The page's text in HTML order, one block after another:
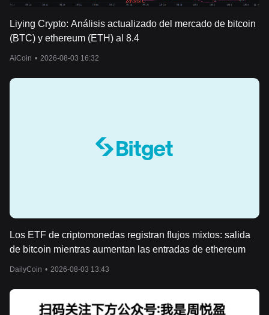
Liying Crypto: Análisis actualizado del mercado de bitcoin
(BTC) y ethereum (ETH) al 8.4
AiCoin • 2026-08-03 16:32
Los ETF de criptomonedas registran flujos mixtos: salida
de bitcoin mientras aumentan las entradas de ethereum
DailyCoin • 2026-08-03 13:43